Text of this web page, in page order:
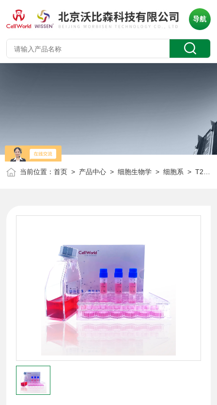
导航
当前位置：首页 > 产品中心 >细胞生物学 >细胞系 > T25/瓶人慢性B细胞白血病细胞 MEC-1 CLH1376